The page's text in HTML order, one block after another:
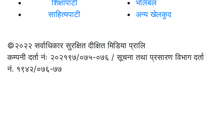
शिक्षापाटी
साहित्यपाटी
भलिबल
अन्य खेलकुद
©२०२२सर्वाधिकार सुरक्षित दीक्षित मिडिया प्रालि
कम्पनी दर्ता नंः २०२१९७/०७५-०७६ / सूचना तथा प्रसारण विभाग दर्ता
नं. १९४२/०७६-७७